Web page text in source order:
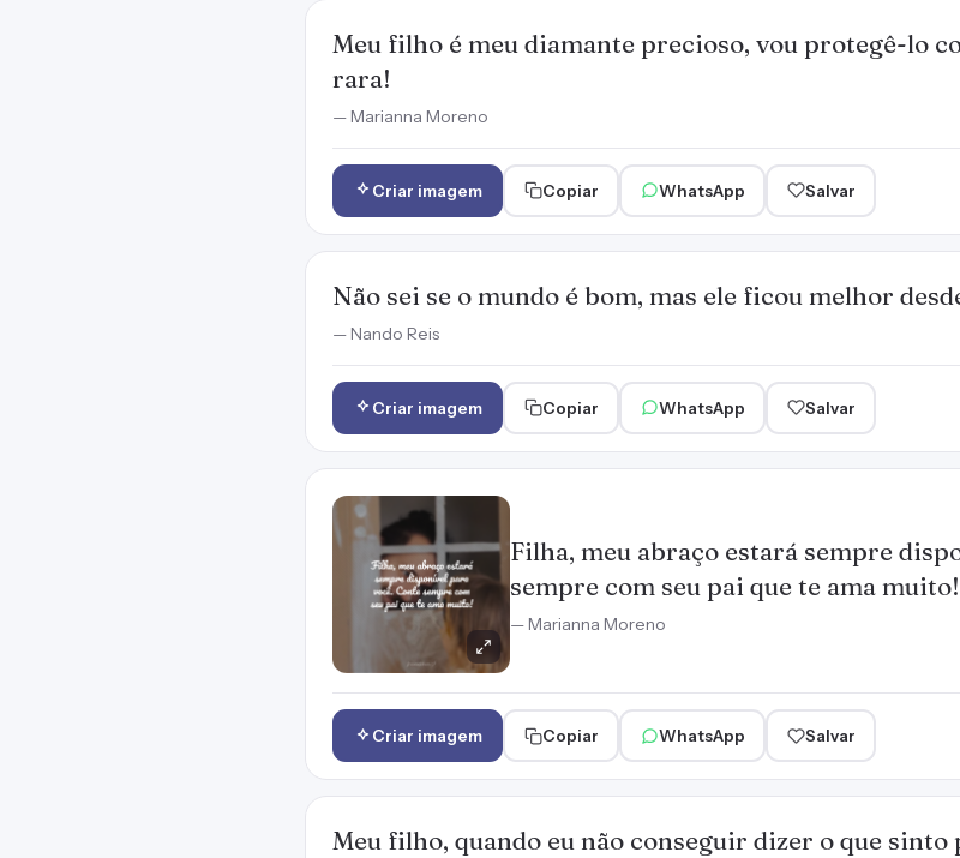
Meu filho é meu diamante precioso, vou protegê-lo
rara!
— Marianna Moreno
Criar imagem Copiar WhatsApp Salvar
Não sei se o mundo é bom, mas ele ficou melhor
— Nando Reis
Criar imagem Copiar WhatsApp Salvar
Filha, meu abraço estará sempre
sempre com seu pai que te ama muito!
— Marianna Moreno
Criar imagem Copiar WhatsApp Salvar
Meu filho, quando eu não conseguir dizer o que sinto